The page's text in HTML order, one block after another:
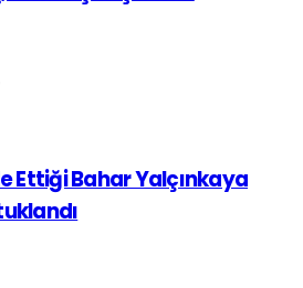
Ettiği Bahar Yalçınkaya